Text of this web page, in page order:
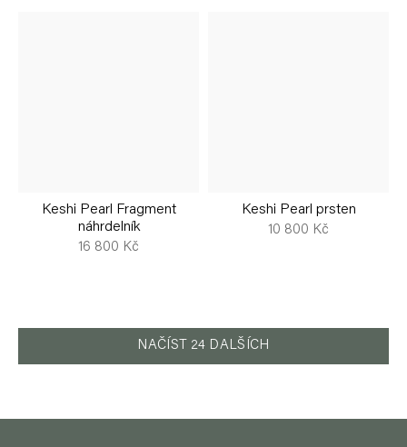
Keshi Pearl Fragment
náhrdelník
16 800 Kč
Keshi Pearl prsten
10 800 Kč
O
d
NAČÍST 24 DALŠÍCH